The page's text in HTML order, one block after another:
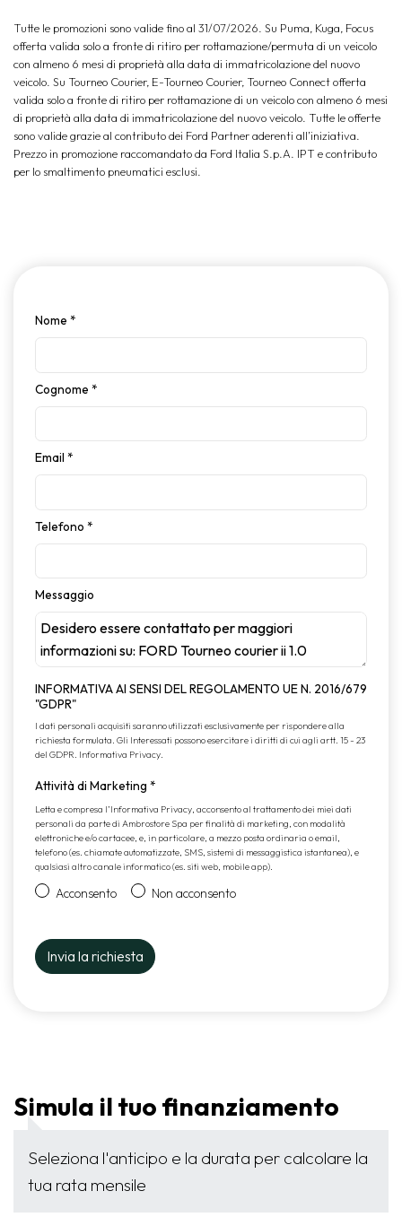
Tutte le promozioni sono valide fino al 31/07/2026. Su Puma, Kuga, Focus
offerta valida solo a fronte di ritiro per rottamazione/permuta di un veicolo
con almeno 6 mesi di proprietà alla data di immatricolazione del nuovo
veicolo. Su Tourneo Courier, E-Tourneo Courier, Tourneo Connect offerta
valida solo a fronte di ritiro per rottamazione di un veicolo con almeno 6 mesi
di proprietà alla data di immatricolazione del nuovo veicolo. Tutte le offerte
sono valide grazie al contributo dei Ford Partner aderenti all’iniziativa.
Prezzo in promozione raccomandato da Ford Italia S.p.A. IPT e contributo
per lo smaltimento pneumatici esclusi.
Nome *
Cognome *
Email *
Telefono *
Messaggio
INFORMATIVA AI SENSI DEL REGOLAMENTO UE N. 2016/679
"GDPR"
I dati personali acquisiti saranno utilizzati esclusivamente per rispondere alla
richiesta formulata. Gli Interessati possono esercitare i diritti di cui agli artt. 15 - 23
del GDPR. Informativa Privacy.
Attività di Marketing *
Letta e compresa l’Informativa Privacy, acconsento al trattamento dei miei dati
personali da parte di Ambrostore Spa per finalità di marketing, con modalità
elettroniche e/o cartacee, e, in particolare, a mezzo posta ordinaria o email,
telefono (es. chiamate automatizzate, SMS, sistemi di messaggistica istantanea), e
qualsiasi altro canale informatico (es. siti web, mobile app).
Acconsento Non acconsento
Simula il tuo finanziamento
Seleziona l'anticipo e la durata per calcolare la
tua rata mensile